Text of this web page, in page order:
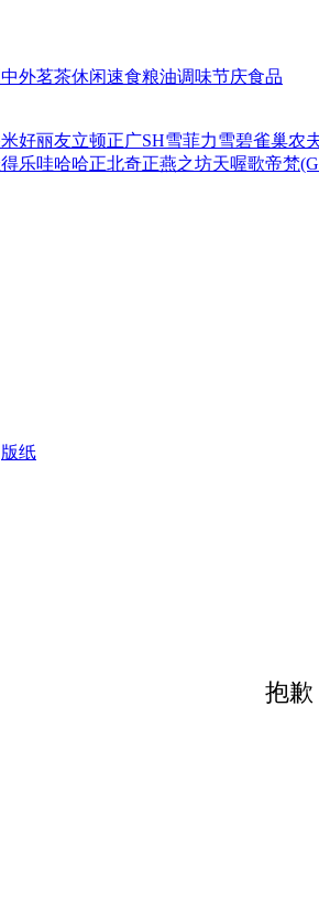
中外茗茶休闲速食粮油调味节庆食品
好丽友立顿正广SH雪菲力雪碧雀巢农
乐哇哈哈正北奇正燕之坊天喔歌帝梵
版纸
抱